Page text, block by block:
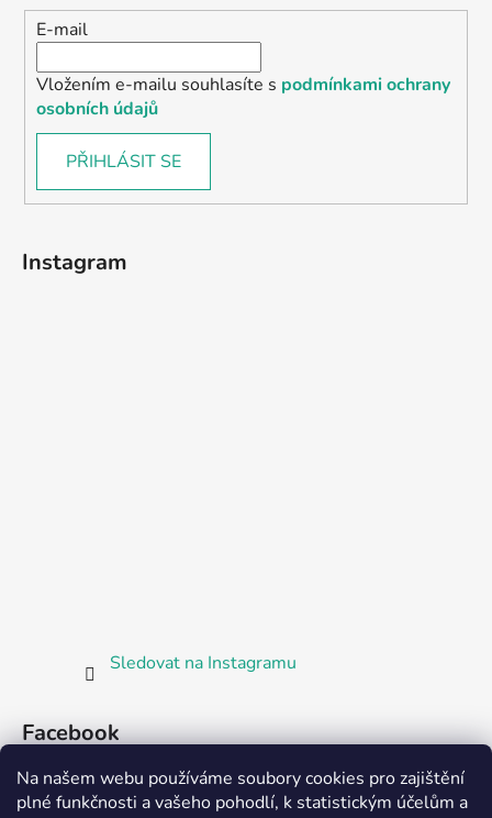
Na našem webu používáme soubory cookies pro zajištění
plné funkčnosti a vašeho pohodlí, k statistickým účelům a
E-mail
Vložením e-mailu souhlasíte s podmínkami ochrany
osobních údajů
PŘIHLÁSIT SE
Instagram
Sledovat na Instagramu
Facebook